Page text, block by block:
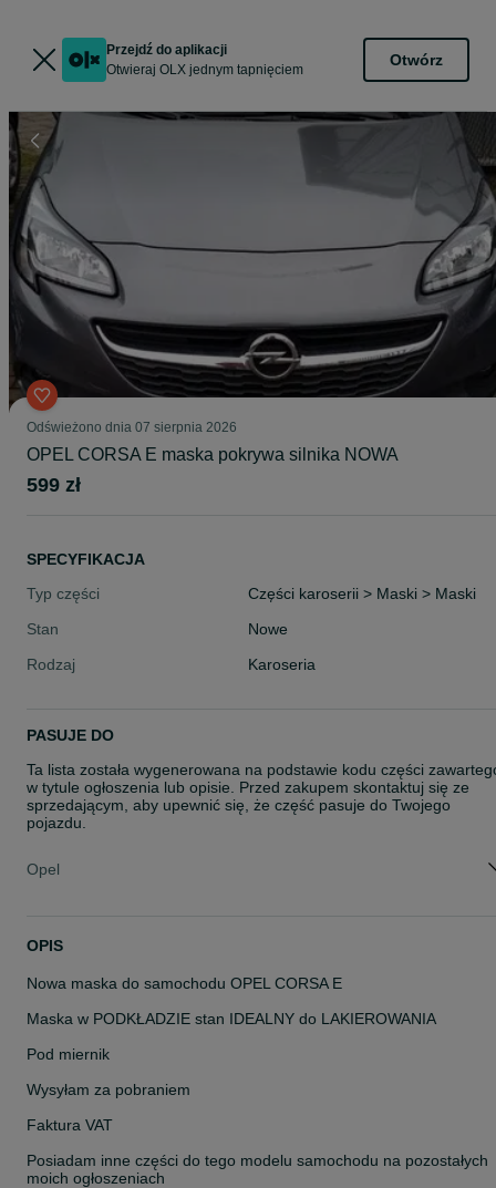
Przejdź do aplikacji
Otwieraj OLX jednym tapnięciem
Otwórz
Odświeżono dnia 07 sierpnia 2026
OPEL CORSA E maska pokrywa silnika NOWA
599 zł
SPECYFIKACJA
Typ części
Części karoserii > Maski > Maski
Stan
Nowe
Rodzaj
Karoseria
PASUJE DO
Ta lista została wygenerowana na podstawie kodu części
w tytule ogłoszenia lub opisie. Przed zakupem skontaktuj się ze
sprzedającym, aby upewnić się, że część pasuje do Twojego
pojazdu.
Opel
OPIS
Nowa maska do samochodu OPEL CORSA E
Maska w PODKŁADZIE stan IDEALNY do LAKIEROWANIA
Pod miernik
Wysyłam za pobraniem
Faktura VAT
Posiadam inne części do tego modelu samochodu na pozostałych
moich ogłoszeniach